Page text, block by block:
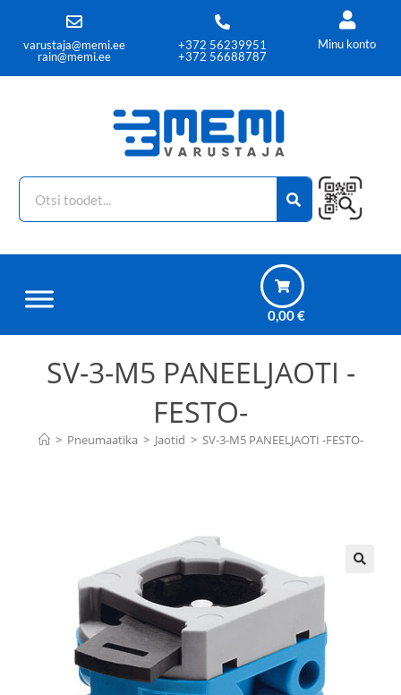
varustaja@memi.ee
rain@memi.ee
+372 56239951
+372 56688787
Minu konto
0,00€
SV-3-M5 PANEELJAOTI -
FESTO-
> Pneumaatika > Jaotid > SV-3-M5 PANEELJAOTI -FESTO-